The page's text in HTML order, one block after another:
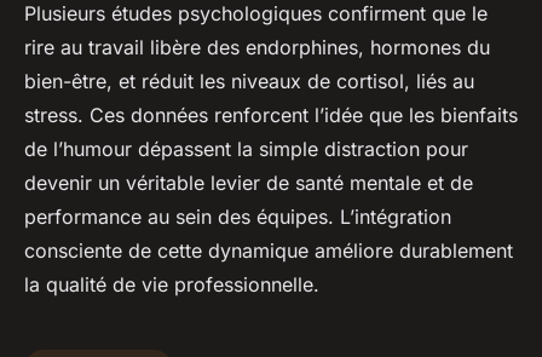
Plusieurs études psychologiques confirment que le
rire au travail libère des endorphines, hormones du
bien-être, et réduit les niveaux de cortisol, liés au
stress. Ces données renforcent l’idée que les bienfaits
de l’humour dépassent la simple distraction pour
devenir un véritable levier de santé mentale et de
performance au sein des équipes. L’intégration
consciente de cette dynamique améliore durablement
la qualité de vie professionnelle.